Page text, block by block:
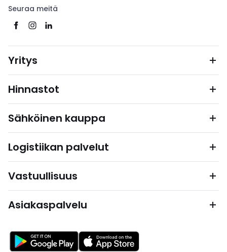
Seuraa meitä
Yritys
Hinnastot
Sähköinen kauppa
Logistiikan palvelut
Vastuullisuus
Asiakaspalvelu